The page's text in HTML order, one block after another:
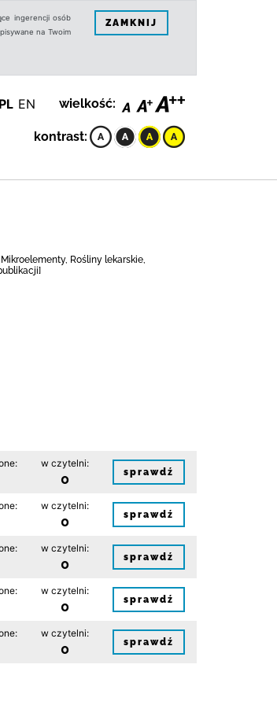
ingerencji osób
na Twoim
ZAMKNIJ
PL EN wielkość:
kontrast:
Rośliny lekarskie,
w czytelni:
0 sprawdź
w czytelni:
0 sprawdź
w czytelni:
0 sprawdź
w czytelni:
0 sprawdź
w czytelni:
0 sprawdź